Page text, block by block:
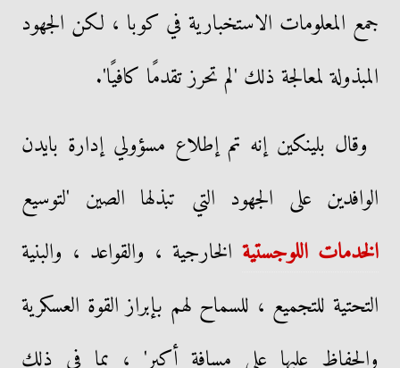
جمع المعلومات الاستخبارية في كوبا ، لكن الجهود
المبذولة لمعالجة ذلك 'لم تحرز تقدمًا كافيًا'.
وقال بلينكين إنه تم إطلاع مسؤولي إدارة بايدن
الوافدين على الجهود التي تبذلها الصين 'لتوسيع
الخدمات اللوجستية الخارجية ، والقواعد ، والبنية
التحتية للتجميع ، للسماح لهم بإبراز القوة العسكرية
والحفاظ عليها على مسافة أكبر' ، بما في ذلك